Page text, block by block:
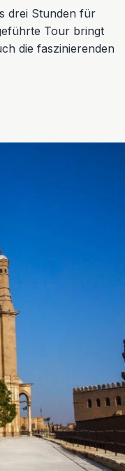
drei Stunden für
Tour bringt
die faszinierenden